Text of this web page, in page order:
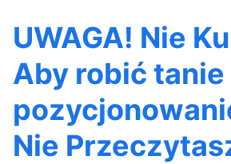
UWAGA! Nie
Aby robić tanie
Nie